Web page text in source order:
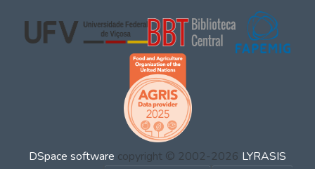
DSpace software copyright © 2002-2026 LYRASIS